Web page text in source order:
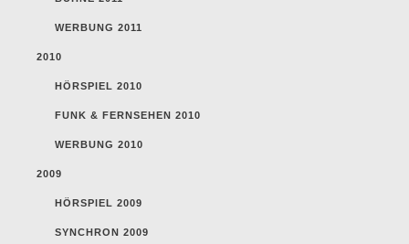
WERBUNG 2011
2010
HÖRSPIEL 2010
FUNK & FERNSEHEN 2010
WERBUNG 2010
2009
HÖRSPIEL 2009
SYNCHRON 2009